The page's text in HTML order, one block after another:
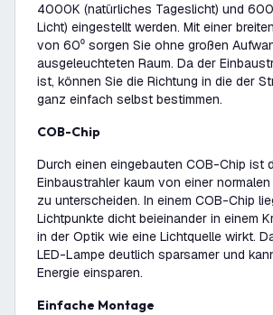
4000K (natürliches Tageslicht) und
Licht) eingestellt werden. Mit einer
von 60⁰ sorgen Sie ohne großen
ausgeleuchteten Raum. Da der
ist, können Sie die Richtung in die der
ganz einfach selbst bestimmen.
COB-Chip
Durch einen eingebauten COB-Chip ist
Einbaustrahler kaum von einer
zu unterscheiden. In einem COB-Chip
Lichtpunkte dicht beieinander in einem
in der Optik wie eine Lichtquelle wirkt.
LED-Lampe deutlich sparsamer und
Energie einsparen.
Einfache Montage